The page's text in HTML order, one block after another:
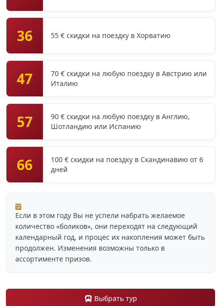
36 55 € скидки на поездку в Хорватию
47
70 € скидки на любую поездку в Австрию или
Италию
57
90 € скидки на любую поездку в Англию,
Шотландию или Испанию
66
100 € скидки на поездку в Скандинавию от 6
дней
Если в этом году Вы не успели набрать желаемое
количество «боликов», они переходят на следующий
календарный год, и процес их накопления может быть
продолжен. Изменения возможны только в
ассортименте призов.
Выбрать тур